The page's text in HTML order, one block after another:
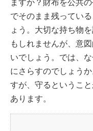
ますか？財布を公共
でそのまま残ってい
ょう。大切な持ち物
もしれませんが、意
いでしょう。では、
にさらすのでしょう
すが、守るというこ
あります。